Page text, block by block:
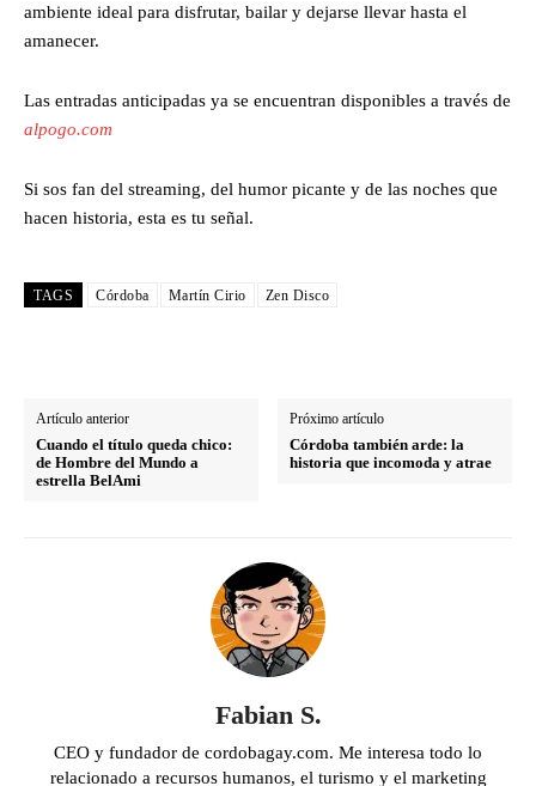
ambiente ideal para disfrutar, bailar y dejarse llevar hasta el
amanecer.
Las entradas anticipadas ya se encuentran disponibles a través de
alpogo.com
Si sos fan del streaming, del humor picante y de las noches que
hacen historia, esta es tu señal.
TAGS Córdoba Martín Cirio Zen Disco
Artículo anterior
Cuando el título queda chico:
de Hombre del Mundo a
estrella BelAmi
Próximo artículo
Córdoba también arde: la
historia que incomoda y atrae
Fabian S.
CEO y fundador de cordobagay.com. Me interesa todo lo
relacionado a recursos humanos, el turismo y el marketing